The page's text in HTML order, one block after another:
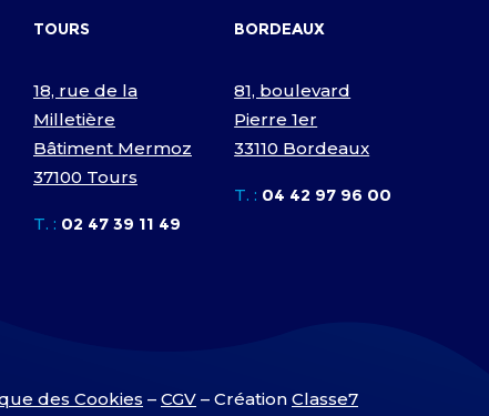
TOURS
18, rue de la
Milletière
Bâtiment Mermoz
37100 Tours
T. : 02 47 39 11 49
BORDEAUX
81, boulevard
Pierre 1er
33110 Bordeaux
T. : 04 42 97 96 00
des Cookies – CGV – Création Classe7